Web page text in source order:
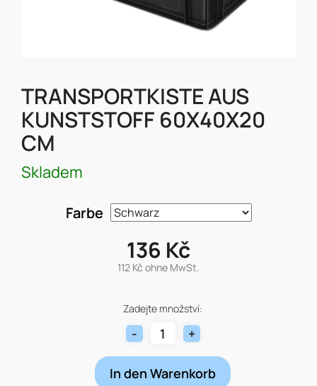
TRANSPORTKISTE AUS
KUNSTSTOFF 60X40X20
CM
Skladem
Farbe
136 Kč
112 Kč ohne MwSt.
Zadejte množství:
In den Warenkorb